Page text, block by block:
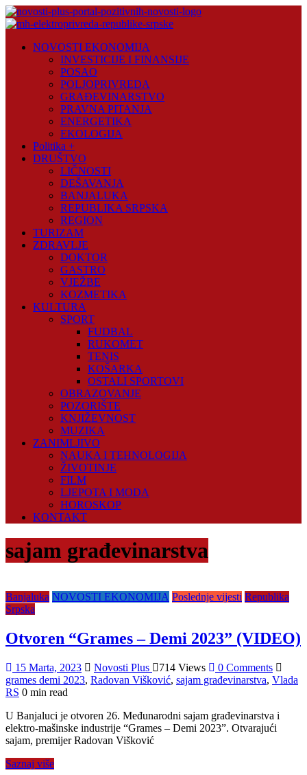
Skip
to
Plus
NOVOSTI EKONOMIJA
INVESTICIJE I FINANSIJE
POSAO
POLJOPRIVREDA
GRAĐEVINARSTVO
PRAVNA PITANJA
ENERGETIKA
EKOLOGIJA
Politika +
DRUŠTVO
LIČNOSTI
DEŠAVANJA
BANJALUKA
REPUBLIKA SRPSKA
REGION
TURIZAM
ZDRAVLJE
DOKTOR
GASTRO
VJEŽBE
KOZMETIKA
KULTURA
SPORT
FUDBAL
RUKOMET
TENIS
KOŠARKA
OSTALI SPORTOVI
OBRAZOVANJE
POZORIŠTE
KNJIŽEVNOST
MUZIKA
ZANIMLJIVO
NAUKA I TEHNOLOGIJA
ŽIVOTINJE
FILM
LJEPOTA I MODA
HOROSKOP
KONTAKT
sajam građevinarstva
Banjaluka NOVOSTI EKONOMIJA Poslednje vijesti Republika
Srpska
Otvoren “Grames – Demi 2023” (VIDEO)
15 Marta, 2023 Novosti Plus 714 Views
0 Comments
grames demi 2023, Radovan Višković, sajam građevinarstva, Vlada
RS 0 min read
U Banjaluci je otvoren 26. Međunarodni sajam građevinarstva i
elektro-mašinske industrije “Grames – Demi 2023”. Otvarajući
sajam, premijer Radovan Višković
Saznaj više